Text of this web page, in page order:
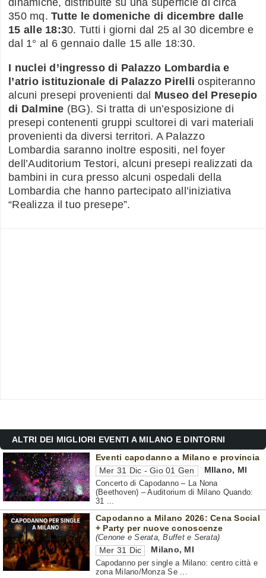
350 mq. Tutte le domeniche di dicembre dalle
15 alle 18:30. Tutti i giorni dal 25 al 30 dicembre e
dal 1° al 6 gennaio dalle 15 alle 18:30.
I nuclei d’ingresso di Palazzo Lombardia e
l’atrio istituzionale di Palazzo Pirelli ospiteranno
alcuni presepi provenienti dal Museo del Presepio
di Dalmine (BG). Si tratta di un’esposizione di
presepi contenenti gruppi scultorei di vari materiali
provenienti da diversi territori. A Palazzo
Lombardia saranno inoltre espositi, nel foyer
dell’Auditorium Testori, alcuni presepi realizzati da
bambini in cura presso alcuni ospedali della
Lombardia che hanno partecipato all’iniziativa
“Realizza il tuo presepe”.
ALTRI DEI MIGLIORI EVENTI A MILANO E DINTORNI
Eventi capodanno a Milano e provincia
Mer 31 Dic - Gio 01 Gen MIlano, MI
Concerto di Capodanno – La Nona
(Beethoven) – Auditorium di Milano Quando:
31 ...
Capodanno a Milano 2026: Cena Social
+ Party per nuove conoscenze
(Cenone e Serata, Buffet e Serata)
Mer 31 Dic Milano, MI
Capodanno per single a Milano: centro città e
zona Milano/Monza Se ...